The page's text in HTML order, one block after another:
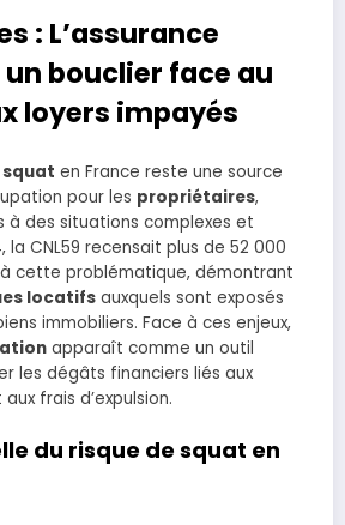
: L’assurance
bouclier face au
loyers impayés
squat en France reste une source
pour les propriétaires,
à des situations complexes et
la CNL59 recensait plus de 52 000
cette problématique, démontrant
locatifs auxquels sont exposés
immobiliers. Face à ces enjeux,
apparaît comme un outil
les dégâts financiers liés aux
frais d’expulsion.
du risque de squat en